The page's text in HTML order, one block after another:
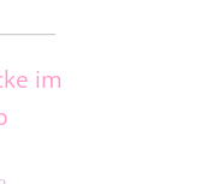
im